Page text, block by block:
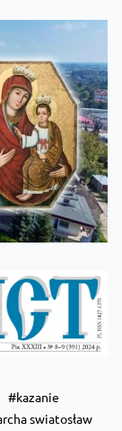
· Udostępnij
kazanie
swiatosław